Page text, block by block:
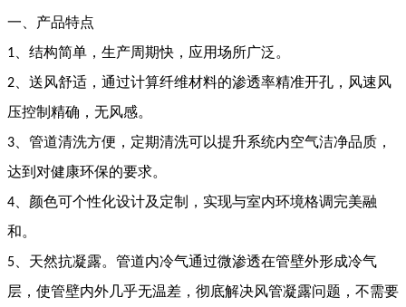
一、产品特点
1 、结构简单，生产周期快，应用场所广泛。
2 、送风舒适，通过计算纤维材料的渗透率精准开孔，风速风
压控制精确，无风感。
3 、管道清洗方便，定期清洗可以提升系统内空气洁净品质，
达到对健康环保的要求。
4 、颜色可个性化设计及定制，实现与室内环境格调完美融
和。
5 、天然抗凝露。管道内冷气通过微渗透在管壁外形成冷气
层，使管壁内外几乎无温差，彻底解决风管凝露问题，不需要